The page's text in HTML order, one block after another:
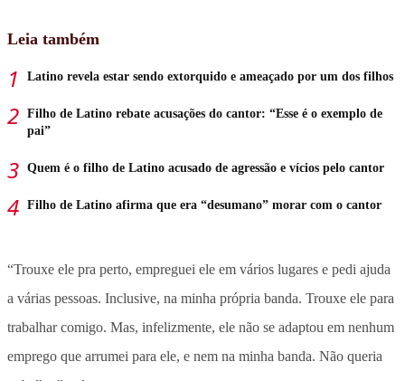
Leia também
Latino revela estar sendo extorquido e ameaçado por um dos filhos
Filho de Latino rebate acusações do cantor: “Esse é o exemplo de
pai”
Quem é o filho de Latino acusado de agressão e vícios pelo cantor
Filho de Latino afirma que era “desumano” morar com o cantor
“Trouxe ele pra perto, empreguei ele em vários lugares e pedi ajuda
a várias pessoas. Inclusive, na minha própria banda. Trouxe ele para
trabalhar comigo. Mas, infelizmente, ele não se adaptou em nenhum
emprego que arrumei para ele, e nem na minha banda. Não queria